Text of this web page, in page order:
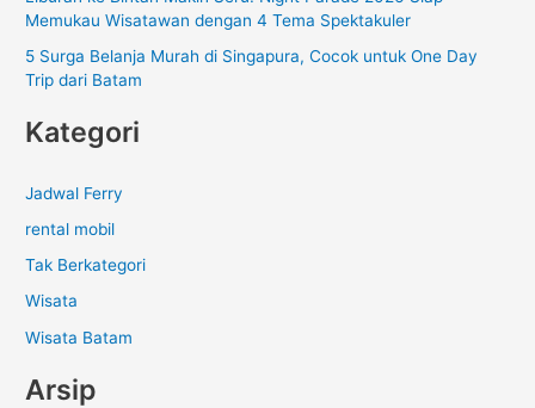
Memukau Wisatawan dengan 4 Tema Spektakuler
5 Surga Belanja Murah di Singapura, Cocok untuk One Day
Trip dari Batam
Kategori
Jadwal Ferry
rental mobil
Tak Berkategori
Wisata
Wisata Batam
Arsip